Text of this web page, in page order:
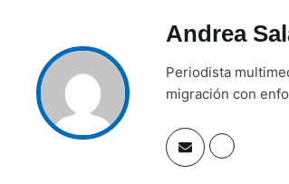
Andrea
Periodista
migración con